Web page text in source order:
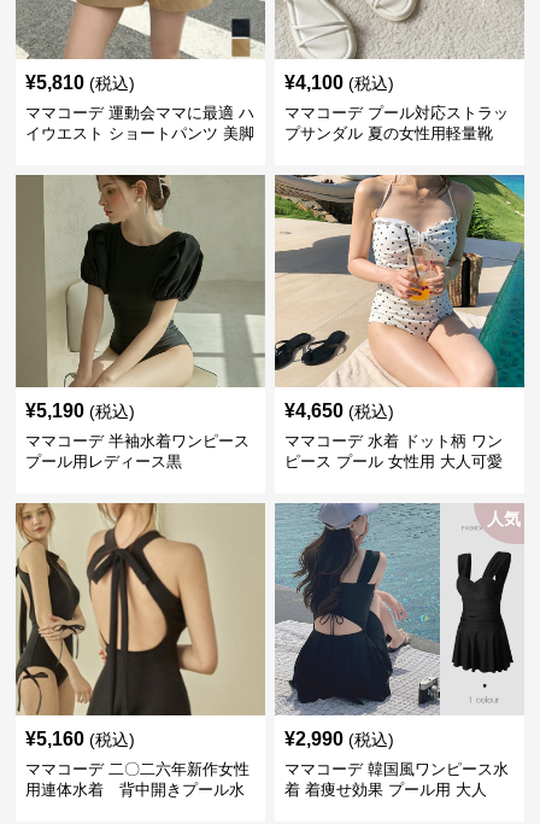
¥5,810 (税込)
ママコーデ 運動会ママに最適 ハ
イウエスト ショートパンツ 美脚
¥4,100 (税込)
ママコーデ プール対応ストラッ
プサンダル 夏の女性用軽量靴
¥5,190 (税込)
ママコーデ 半袖水着ワンピース
プール用レディース黒
¥4,650 (税込)
ママコーデ 水着 ドット柄 ワン
ピース プール 女性用 大人可愛
¥5,160 (税込)
ママコーデ 二〇二六年新作女性
用連体水着 背中開きプール水
人気
¥2,990 (税込)
ママコーデ 韓国風ワンピース水
着 着痩せ効果 プール用 大人